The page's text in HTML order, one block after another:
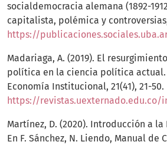
socialdemocracia alemana (1892-
capitalista, polémica y
https://publicaciones.sociales.uba.ar/index.php/
Madariaga, A. (2019). El
política en la ciencia política actual.
Economía Institucional, 21(41), 21-50.
https://revistas.uexternado.edu.co/index.php/
Martínez, D. (2020). Introducción a
En F. Sánchez, N. Liendo, Manual de